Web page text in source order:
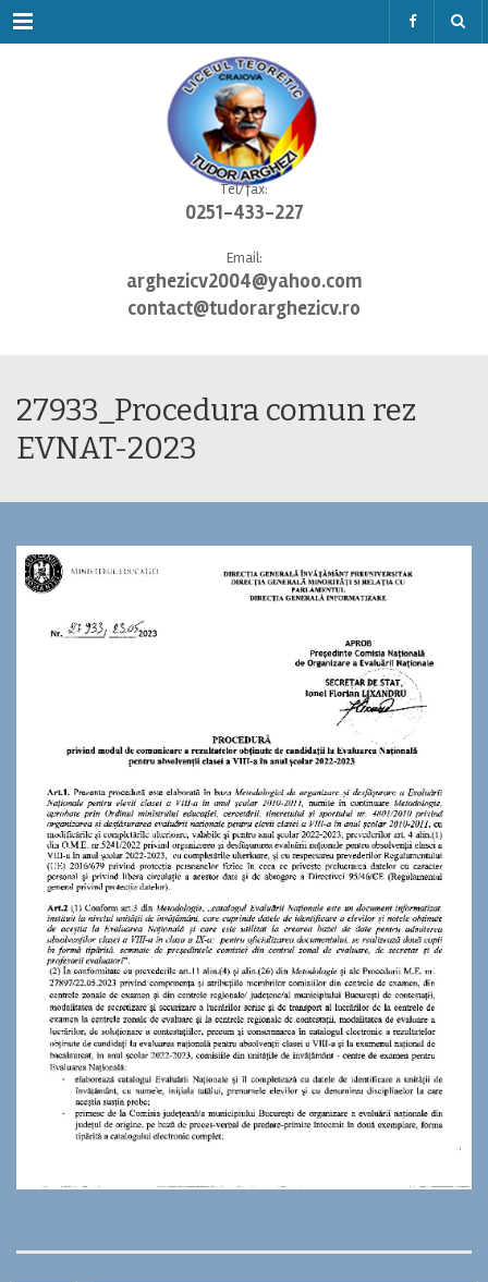
Menu
Tel/fax:
0251-433-227
Email:
arghezicv2004@yahoo.com
contact@tudorarghezicv.ro
27933_Procedura comun rez
EVNAT-2023